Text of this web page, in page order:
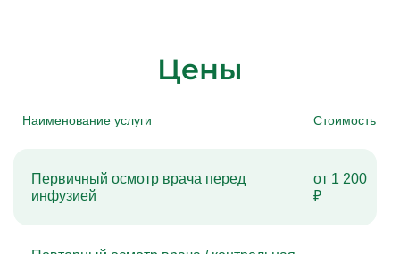
Цены
Наименование услуги Стоимость
Первичный осмотр врача перед
инфузией
от 1 200
₽